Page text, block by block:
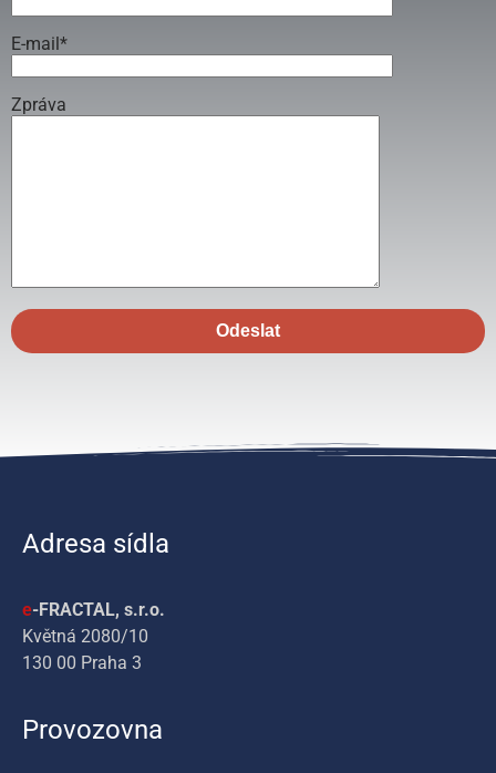
E-mail*
Zpráva
Adresa sídla
e-FRACTAL, s.r.o.
Květná 2080/10
130 00 Praha 3
Provozovna